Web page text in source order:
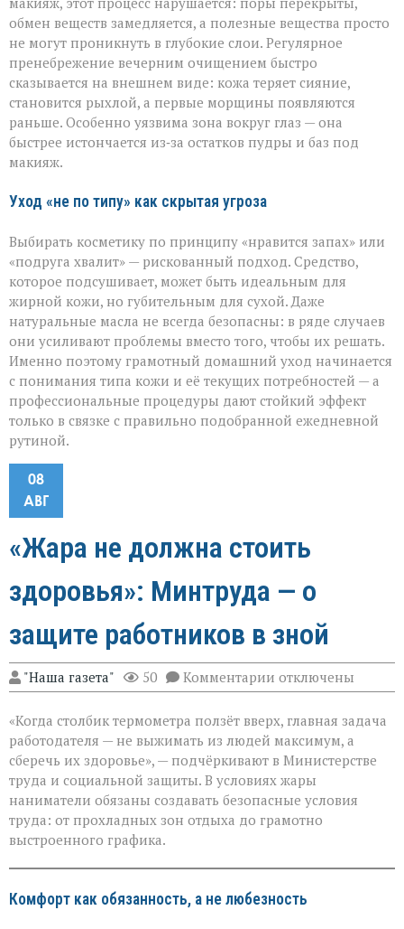
обмен веществ замедляется, а полезные вещества просто
не могут проникнуть в глубокие слои. Регулярное
пренебрежение вечерним очищением быстро
сказывается на внешнем виде: кожа теряет сияние,
становится рыхлой, а первые морщины появляются
раньше. Особенно уязвима зона вокруг глаз — она
быстрее истончается из‑за остатков пудры и баз под
макияж.
Уход «не по типу» как скрытая угроза
Выбирать косметику по принципу «нравится запах» или
«подруга хвалит» — рискованный подход. Средство,
которое подсушивает, может быть идеальным для
жирной кожи, но губительным для сухой. Даже
натуральные масла не всегда безопасны: в ряде случаев
они усиливают проблемы вместо того, чтобы их решать.
Именно поэтому грамотный домашний уход начинается
с понимания типа кожи и её текущих потребностей — а
профессиональные процедуры дают стойкий эффект
только в связке с правильно подобранной ежедневной
рутиной.
08
АВГ
«Жара не должна стоить
здоровья»: Минтруда — о
защите работников в зной
"Наша газета" 50 Комментарии к
записи
не
должна
стоить
здоровья»:
Минтруда — о
защите
работников
в
отключены
«Когда столбик термометра ползёт вверх, главная задача
работодателя — не выжимать из людей максимум, а
сберечь их здоровье», — подчёркивают в Министерстве
труда и социальной защиты. В условиях жары
наниматели обязаны создавать безопасные условия
труда: от прохладных зон отдыха до грамотно
выстроенного графика.
Комфорт как обязанность, а не любезность